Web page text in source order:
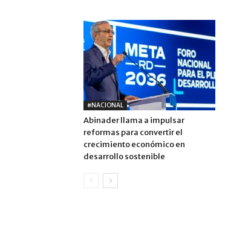
#NACIONAL
Abinader llama a impulsar
reformas para convertir el
crecimiento económico en
desarrollo sostenible